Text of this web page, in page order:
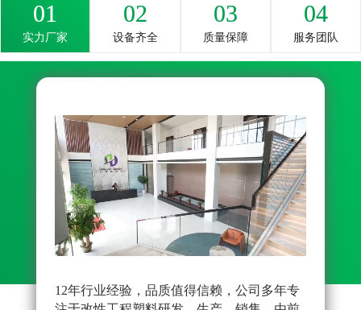
01
实力厂家
02
设备齐全
03
质量保障
04
服务团队
12年行业经验，品质值得信赖，公司多年专